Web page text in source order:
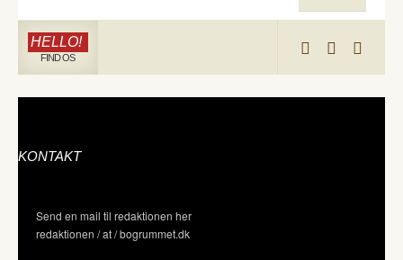
HELLO!
FIND OS
KONTAKT
Send en mail til redaktionen her
redaktionen / at / bogrummet.dk